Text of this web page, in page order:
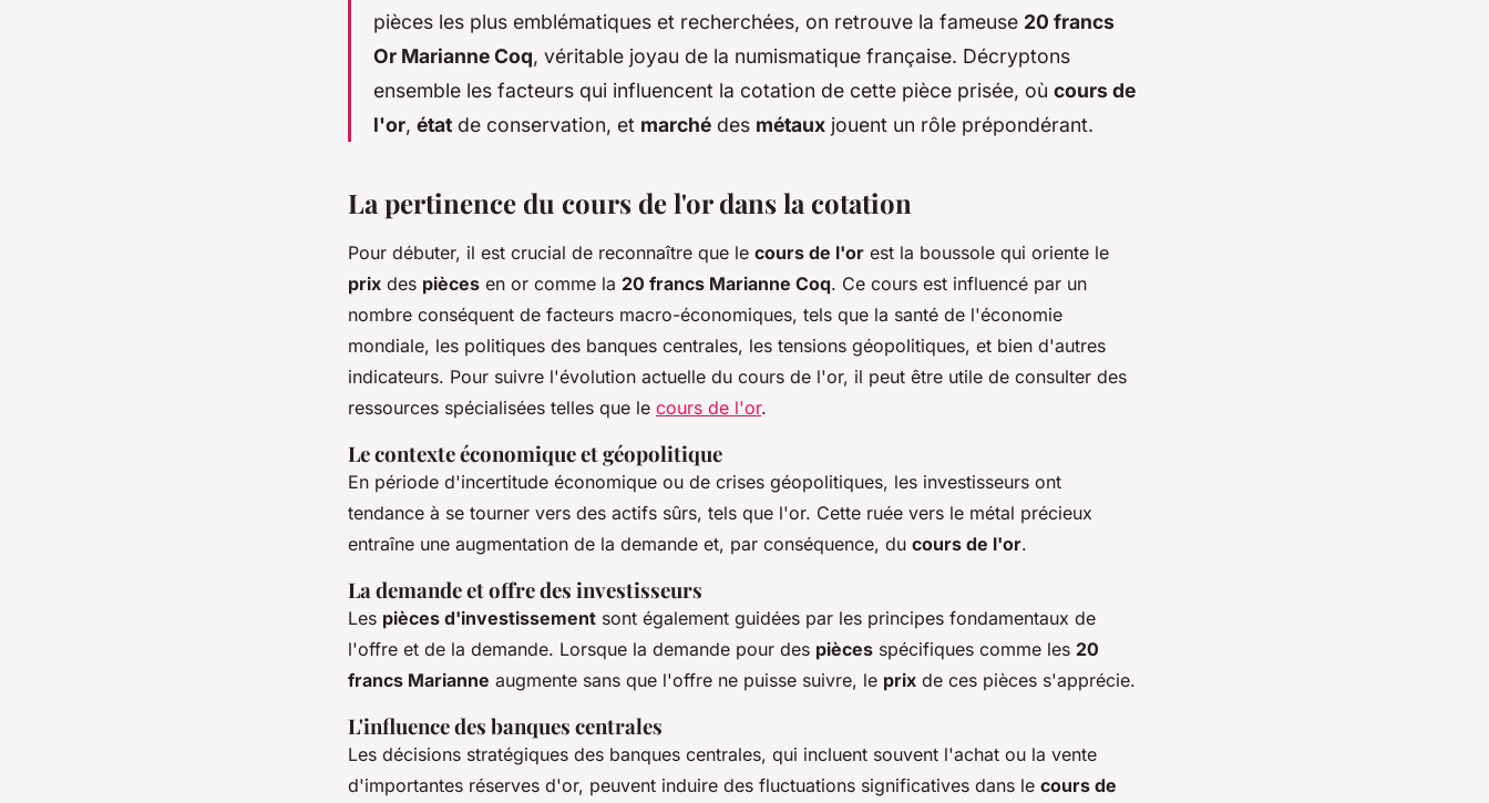
pièces les plus emblématiques et recherchées, on retrouve la fameuse 20 francs
Or Marianne Coq, véritable joyau de la numismatique française. Décryptons
ensemble les facteurs qui influencent la cotation de cette pièce prisée, où cours de
l'or, état de conservation, et marché des métaux jouent un rôle prépondérant.
La pertinence du cours de l'or dans la cotation
Pour débuter, il est crucial de reconnaître que le cours de l'or est la boussole qui oriente le
prix des pièces en or comme la 20 francs Marianne Coq. Ce cours est influencé par un
nombre conséquent de facteurs macro-économiques, tels que la santé de l'économie
mondiale, les politiques des banques centrales, les tensions géopolitiques, et bien d'autres
indicateurs. Pour suivre l'évolution actuelle du cours de l'or, il peut être utile de consulter des
ressources spécialisées telles que le cours de l'or.
Le contexte économique et géopolitique
En période d'incertitude économique ou de crises géopolitiques, les investisseurs ont
tendance à se tourner vers des actifs sûrs, tels que l'or. Cette ruée vers le métal précieux
entraîne une augmentation de la demande et, par conséquence, du cours de l'or.
La demande et offre des investisseurs
Les pièces d'investissement sont également guidées par les principes fondamentaux de
l'offre et de la demande. Lorsque la demande pour des pièces spécifiques comme les 20
francs Marianne augmente sans que l'offre ne puisse suivre, le prix de ces pièces s'apprécie.
L'influence des banques centrales
Les décisions stratégiques des banques centrales, qui incluent souvent l'achat ou la vente
d'importantes réserves d'or, peuvent induire des fluctuations significatives dans le cours de